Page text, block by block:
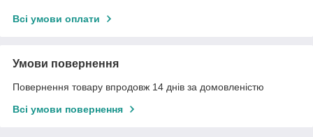
Всі умови оплати
Умови повернення
Повернення товару впродовж 14 днів за домовленістю
Всі умови повернення